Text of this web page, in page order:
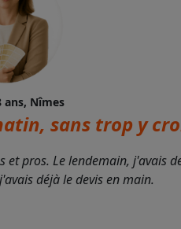
ans, Nîmes
sans trop y
pros. Le lendemain, j'avais
déjà le devis en main.